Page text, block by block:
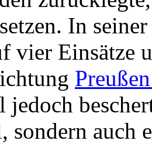
In
vier Einsätze
jedoch
sondern auch